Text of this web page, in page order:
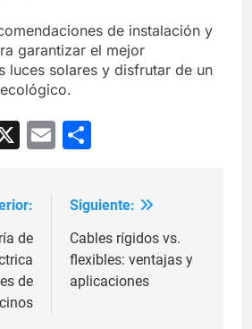
de instalación y
garantizar el mejor
luces solares y disfrutar de un
X Email
de
de
Siguiente:
Cables rígidos vs.
flexibles: ventajas y
aplicaciones